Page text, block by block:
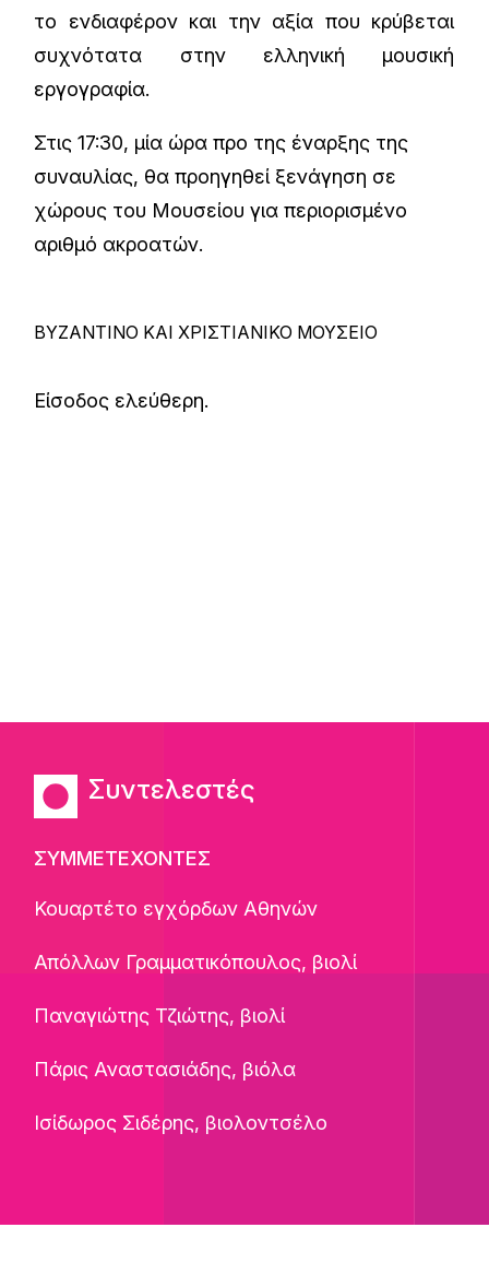
το ενδιαφέρον και την αξία που κρύβεται
συχνότατα στην ελληνική μουσική
εργογραφία.
Στις 17:30, μία ώρα προ της έναρξης της
συναυλίας, θα προηγηθεί ξενάγηση σε
χώρους του Μουσείου για περιορισμένο
αριθμό ακροατών.
ΒΥΖΑΝΤΙΝΟ ΚΑΙ ΧΡΙΣΤΙΑΝΙΚΟ ΜΟΥΣΕΙΟ
Είσοδος ελεύθερη.
Συντελεστές
ΣΥΜΜΕΤΕΧΟΝΤΕΣ
Κουαρτέτο εγχόρδων Αθηνών
Απόλλων Γραμματικόπουλος, βιολί
Παναγιώτης Τζιώτης, βιολί
Πάρις Αναστασιάδης, βιόλα
Ισίδωρος Σιδέρης, βιολοντσέλο